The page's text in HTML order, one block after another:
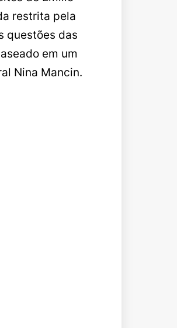
restrita pela
questões das
em um
Nina Mancin.